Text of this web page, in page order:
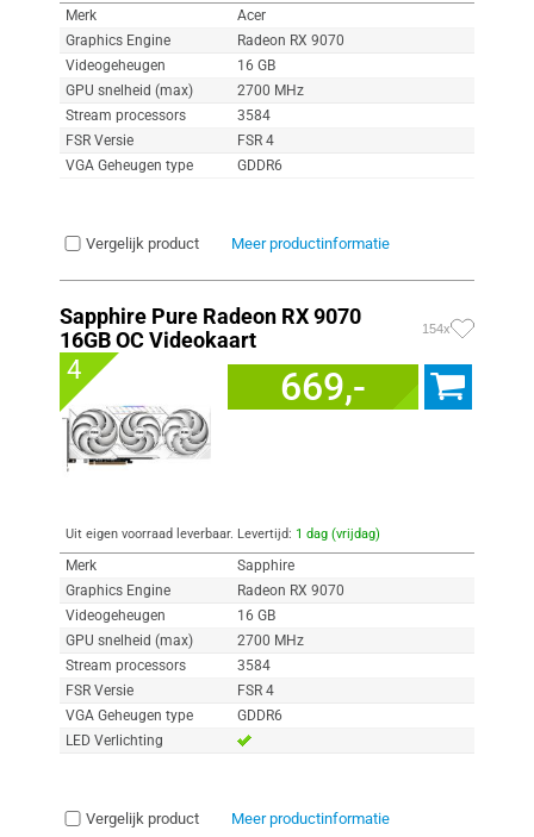
Merk
Acer
Graphics Engine
Radeon RX 9070
Videogeheugen
16 GB
GPU snelheid (max)
2700 MHz
Stream processors
3584
FSR Versie
FSR 4
VGA Geheugen type
GDDR6
Vergelijk product Meer productinformatie
Sapphire Pure Radeon RX 9070
16GB OC Videokaart
154x
4 669,-
Uit eigen voorraad leverbaar. Levertijd: 1 dag (vrijdag)
Merk
Sapphire
Graphics Engine
Radeon RX 9070
Videogeheugen
16 GB
GPU snelheid (max)
2700 MHz
Stream processors
3584
FSR Versie
FSR 4
VGA Geheugen type
GDDR6
LED Verlichting
Vergelijk product Meer productinformatie